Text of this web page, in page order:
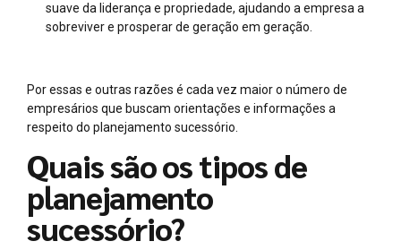
suave da liderança e propriedade, ajudando a empresa a
sobreviver e prosperar de geração em geração.
Por essas e outras razões é cada vez maior o número de
empresários que buscam orientações e informações a
respeito do planejamento sucessório.
Quais são os tipos de
planejamento
sucessório?